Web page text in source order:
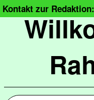
Kontakt zur